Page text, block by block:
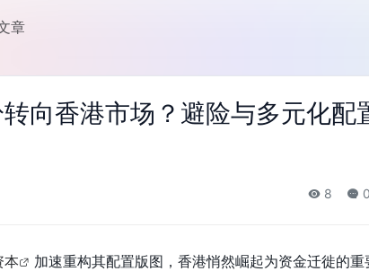
章
向香港市场？避险与多元化配
8 0
本
加速重构其配置版图，香港悄然崛起为资金迁徙的